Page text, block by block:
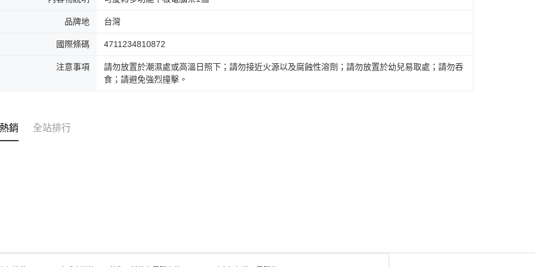
品牌地 台灣
國際條碼 4711234810872
注意事項
請勿放置於潮濕處或高溫日照下；請勿接近火源以及腐蝕性溶劑；請勿放置於幼兒易取處；請勿吞
食；請避免強烈撞擊。
銷 全站排行